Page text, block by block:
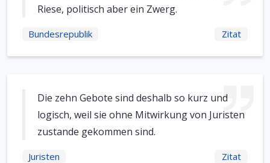
Riese, politisch aber ein Zwerg.
Bundesrepublik Zitat
Die zehn Gebote sind deshalb so kurz und
logisch, weil sie ohne Mitwirkung von Juristen
zustande gekommen sind.
Juristen Zitat